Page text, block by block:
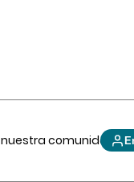
comunidad